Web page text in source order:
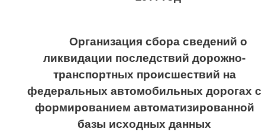
Организация сбора сведений о
ликвидации последствий дорожно-
транспортных происшествий на
федеральных автомобильных дорогах с
формированием автоматизированной
базы исходных данных